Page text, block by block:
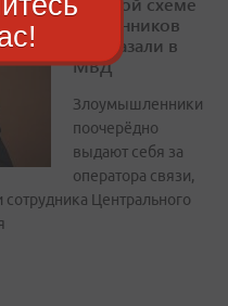
мошенников
рассказали в
МВД
Злоумышленники
поочерёдно
выдают себя за
оператора связи,
сотрудника Центрального